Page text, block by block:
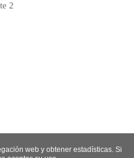
2
web y obtener estadísticas. Si